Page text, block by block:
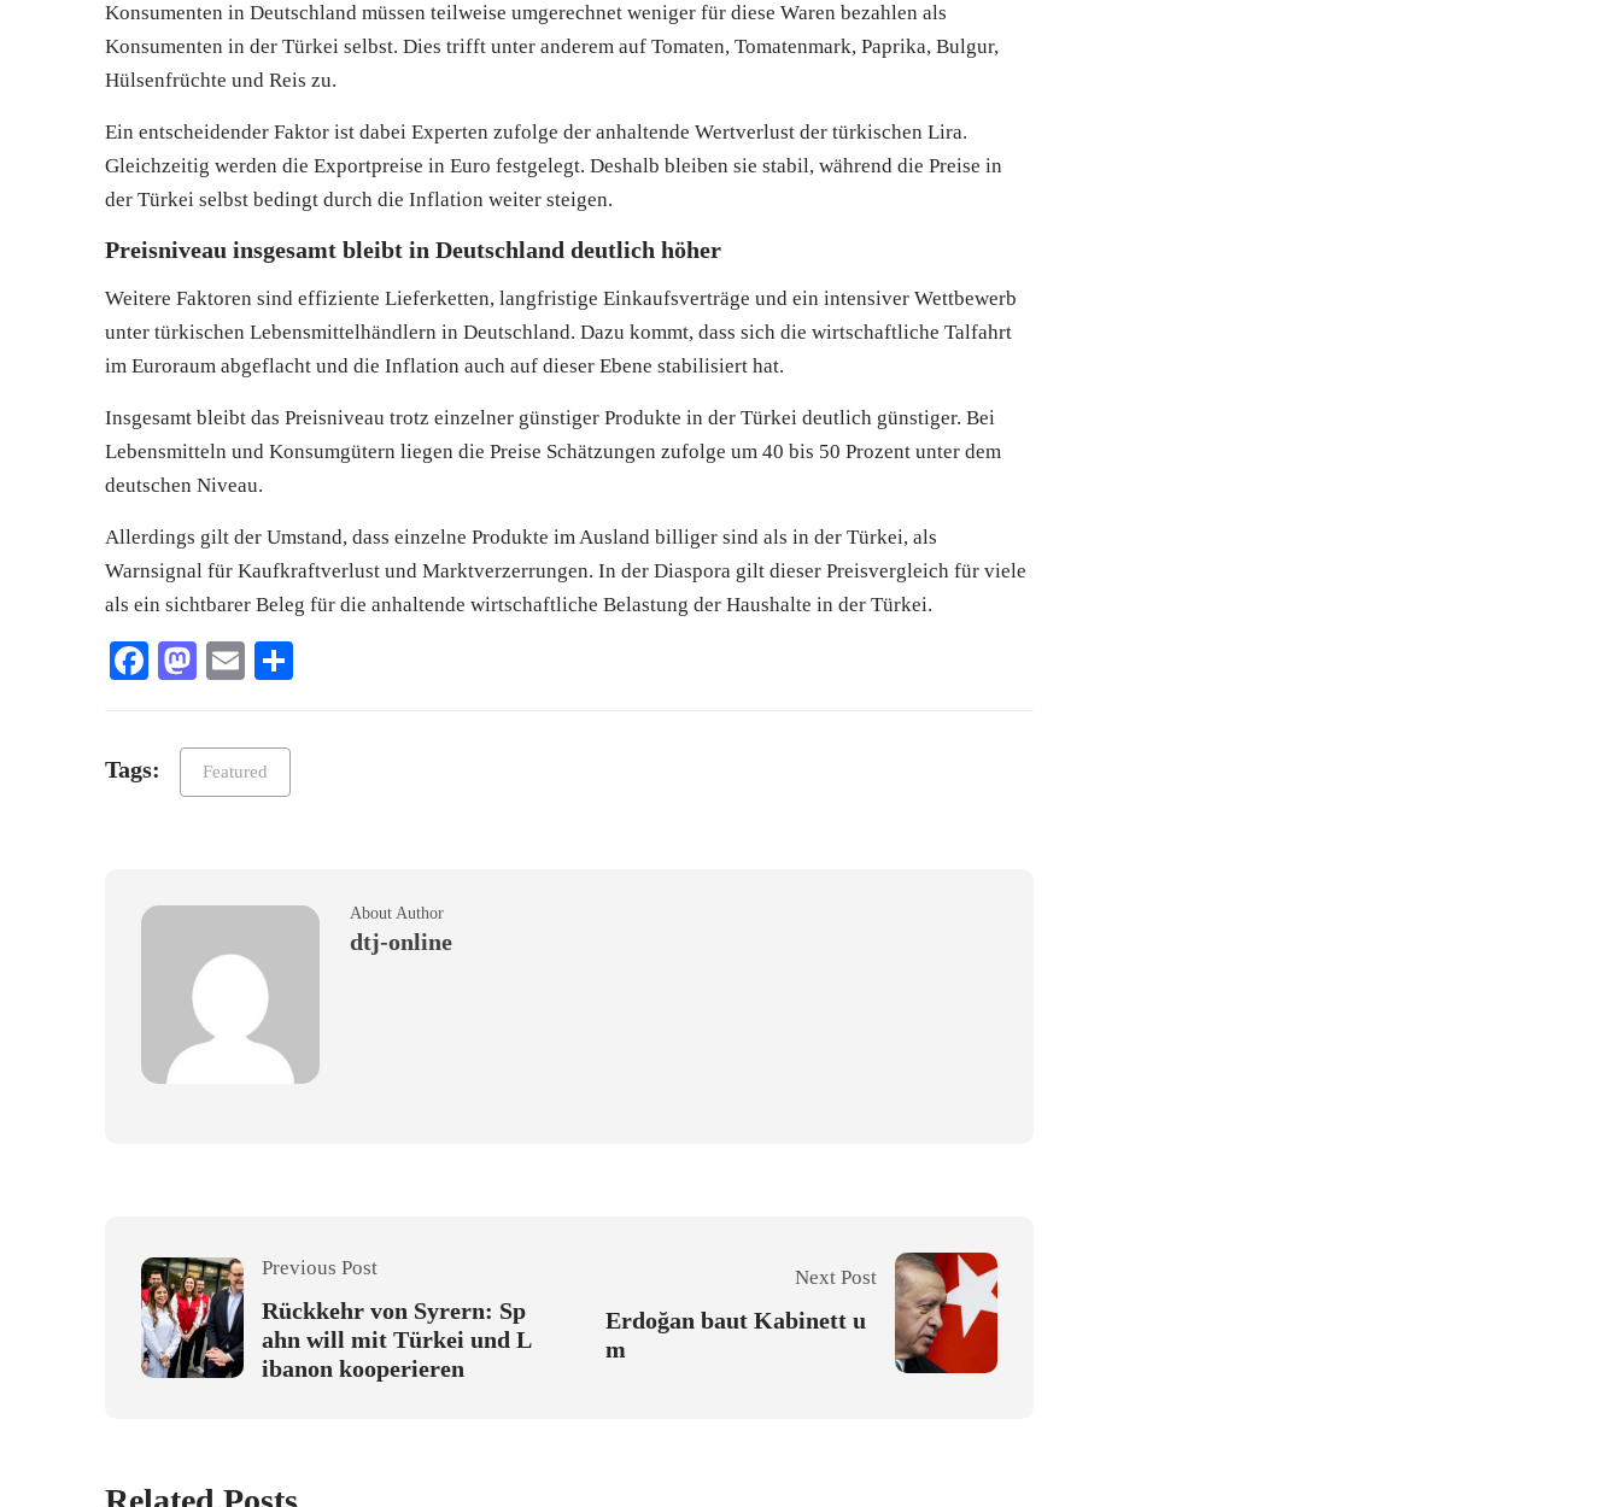
Konsumenten in Deutschland müssen teilweise umgerechnet weniger für diese Waren bezahlen als
Konsumenten in der Türkei selbst. Dies trifft unter anderem auf Tomaten, Tomatenmark, Paprika, Bulgur,
Hülsenfrüchte und Reis zu.
Ein entscheidender Faktor ist dabei Experten zufolge der anhaltende Wertverlust der türkischen Lira.
Gleichzeitig werden die Exportpreise in Euro festgelegt. Deshalb bleiben sie stabil, während die Preise in
der Türkei selbst bedingt durch die Inflation weiter steigen.
Preisniveau insgesamt bleibt in Deutschland deutlich höher
Weitere Faktoren sind effiziente Lieferketten, langfristige Einkaufsverträge und ein intensiver Wettbewerb
unter türkischen Lebensmittelhändlern in Deutschland. Dazu kommt, dass sich die wirtschaftliche Talfahrt
im Euroraum abgeflacht und die Inflation auch auf dieser Ebene stabilisiert hat.
Insgesamt bleibt das Preisniveau trotz einzelner günstiger Produkte in der Türkei deutlich günstiger. Bei
Lebensmitteln und Konsumgütern liegen die Preise Schätzungen zufolge um 40 bis 50 Prozent unter dem
deutschen Niveau.
Allerdings gilt der Umstand, dass einzelne Produkte im Ausland billiger sind als in der Türkei, als
Warnsignal für Kaufkraftverlust und Marktverzerrungen. In der Diaspora gilt dieser Preisvergleich für viele
als ein sichtbarer Beleg für die anhaltende wirtschaftliche Belastung der Haushalte in der Türkei.
Facebook
Mastodon
Email
Tags: Featured
About Author
dtj-online
Previous Post
Rückkehr von Syrern: Sp
ahn will mit Türkei und L
ibanon kooperieren
Next Post
Erdoğan baut Kabinett u
m